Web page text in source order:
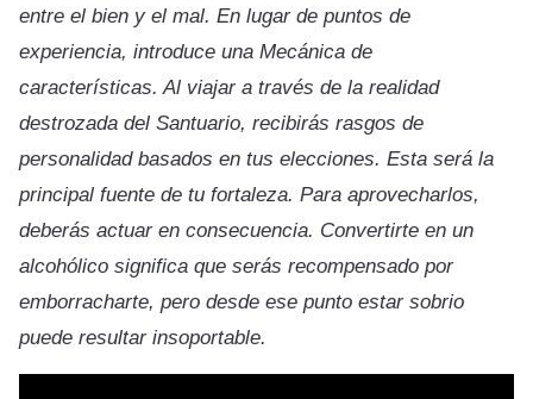
entre el bien y el mal. En lugar de puntos de
experiencia, introduce una Mecánica de
características. Al viajar a través de la realidad
destrozada del Santuario, recibirás rasgos de
personalidad basados en tus elecciones. Esta será la
principal fuente de tu fortaleza. Para aprovecharlos,
deberás actuar en consecuencia. Convertirte en un
alcohólico significa que serás recompensado por
emborracharte, pero desde ese punto estar sobrio
puede resultar insoportable.